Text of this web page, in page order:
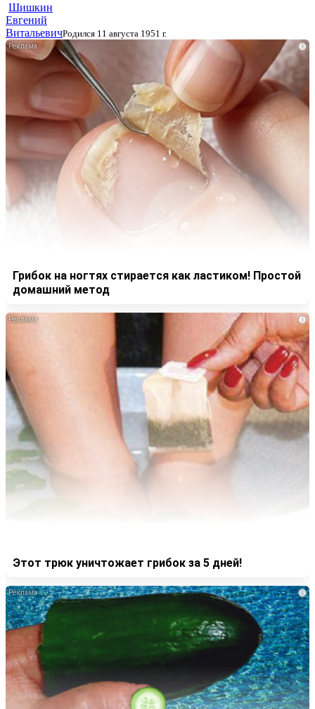
Шишкин
Евгений
ВитальевичРодился 11 августа 1951 г.
i
Грибок на ногтях стирается как ластиком! Простой
домашний метод
i
Этот трюк уничтожает грибок за 5 дней!
i